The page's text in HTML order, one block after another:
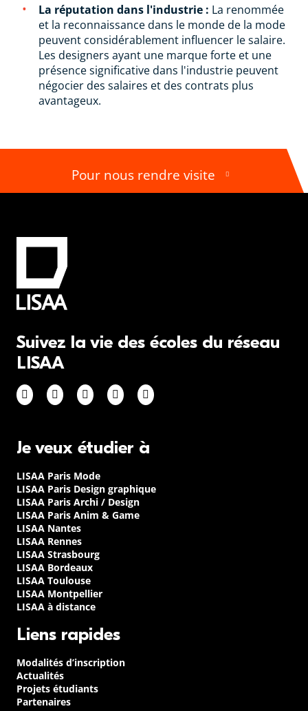
La réputation dans l'industrie : La renommée
et la reconnaissance dans le monde de la mode
peuvent considérablement influencer le salaire.
Les designers ayant une marque forte et une
présence significative dans l'industrie peuvent
négocier des salaires et des contrats plus
avantageux.
Pour nous rendre visite
Suivez la vie des écoles du réseau
LISAA
Je veux étudier à
LISAA Paris Mode
LISAA Paris Design graphique
LISAA Paris Archi / Design
LISAA Paris Anim & Game
LISAA Nantes
LISAA Rennes
LISAA Strasbourg
LISAA Bordeaux
LISAA Toulouse
LISAA Montpellier
LISAA à distance
Liens rapides
Modalités d’inscription
Actualités
Projets étudiants
Partenaires